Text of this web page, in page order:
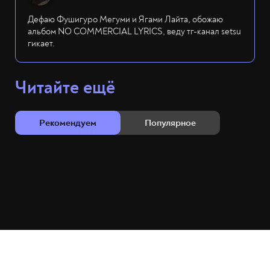
Дефаю Фушигуро Мегуми и Ягами Лайта, обожаю
альбом NO COMMERCIAL LYRICS, веду тг-канал setsu
гикает.
Читайте ещё
Рекомендуем Популярное